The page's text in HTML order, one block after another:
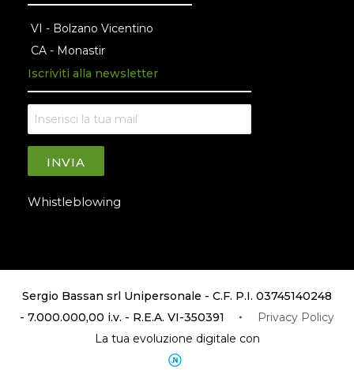
VI - Bolzano Vicentino
CA - Monastir
Iscriviti alla newsletter
INVIA
Whistleblowing
Sergio Bassan srl Unipersonale - C.F. P.I. 03745140248
- 7.000.000,00 i.v. - R.E.A. VI-350391
Privacy Policy
La tua evoluzione digitale con